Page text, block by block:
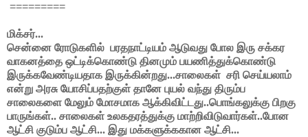
=========
மிக்சர்...
சென்னை ரோடுகளில் பரதநாட்டியம் ஆடுவது போல இரு சக்கர
வாகனத்தை ஒட்டிக்கொண்டு தினமும் பயணித்துக்கொண்டு
இருக்கவேண்டியதாக இருக்கின்றது...சாலைகள் சரி செய்யலாம்
என்று அரசு யோசிப்பதற்குள் தானே புயல் வந்து திரும்ப
சாலைகளை மேலும் மோசமாக ஆக்கிவிட்டது..பொங்கலுக்கு பிறகு
பாருங்கள்.. சாலைகள் உலகதரத்துக்கு மாற்றிவிடுவார்கள்..போன
ஆட்சி குடும்ப ஆட்சி... இது மக்களுக்ககான ஆட்சி...